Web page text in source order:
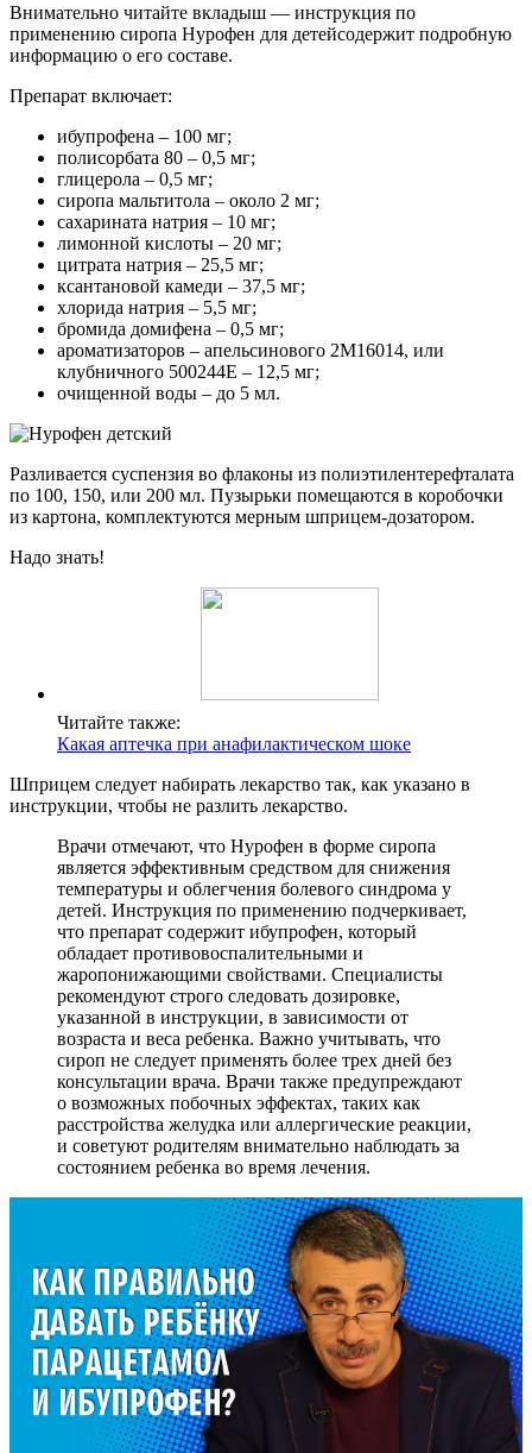
Внимательно читайте вкладыш — инструкция по
применению сиропа Нурофен для детейсодержит подробную
информацию о его составе.
Препарат включает:
ибупрофена – 100 мг;
полисорбата 80 – 0,5 мг;
глицерола – 0,5 мг;
сиропа мальтитола – около 2 мг;
сахарината натрия – 10 мг;
лимонной кислоты – 20 мг;
цитрата натрия – 25,5 мг;
ксантановой камеди – 37,5 мг;
хлорида натрия – 5,5 мг;
бромида домифена – 0,5 мг;
ароматизаторов – апельсинового 2М16014, или
клубничного 500244E – 12,5 мг;
очищенной воды – до 5 мл.
Разливается суспензия во флаконы из полиэтилентерефталата
по 100, 150, или 200 мл. Пузырьки помещаются в коробочки
из картона, комплектуются мерным шприцем-дозатором.
Надо знать!
Читайте также:
Какая аптечка при анафилактическом шоке
Шприцем следует набирать лекарство так, как указано в
инструкции, чтобы не разлить лекарство.
Врачи отмечают, что Нурофен в форме сиропа
является эффективным средством для снижения
температуры и облегчения болевого синдрома у
детей. Инструкция по применению подчеркивает,
что препарат содержит ибупрофен, который
обладает противовоспалительными и
жаропонижающими свойствами. Специалисты
рекомендуют строго следовать дозировке,
указанной в инструкции, в зависимости от
возраста и веса ребенка. Важно учитывать, что
сироп не следует применять более трех дней без
консультации врача. Врачи также предупреждают
о возможных побочных эффектах, таких как
расстройства желудка или аллергические реакции,
и советуют родителям внимательно наблюдать за
состоянием ребенка во время лечения.